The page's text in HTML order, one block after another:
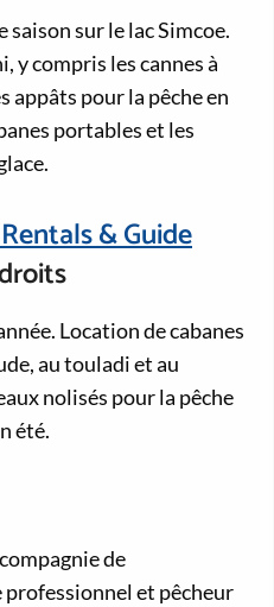
saison sur le lac Simcoe.
y compris les cannes à
appâts pour la pêche en
portables et les
& Guide
Location de cabanes
au touladi et au
nolisés pour la pêche
été.
de
et pêcheur